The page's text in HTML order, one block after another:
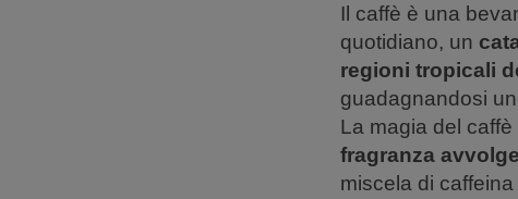
Il caffè è una
quotidiano, un
regioni tropicali
guadagnandosi
La magia del
fragranza
miscela di